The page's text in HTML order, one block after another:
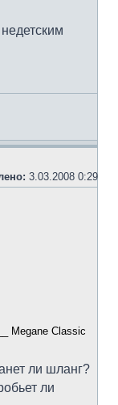
3.03.2008 0:29
Megane Classic
ли шланг?
ли